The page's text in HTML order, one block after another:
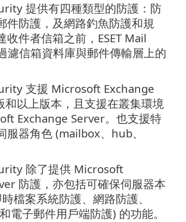
提供有四種類型的防護：防
件防護，及網路釣魚防護和規
收件者信箱之前，ESET Mail
濾信箱資料庫與郵件傳輸層上的
支援 Microsoft Exchange
和以上版本，且支援在叢集環境
Exchange Server。也支援特
服器角色 (mailbox、hub、
除了提供 Microsoft
防護，亦包括可確保伺服器本
檔案系統防護、網路防護、
電子郵件用戶端防護) 的功能。